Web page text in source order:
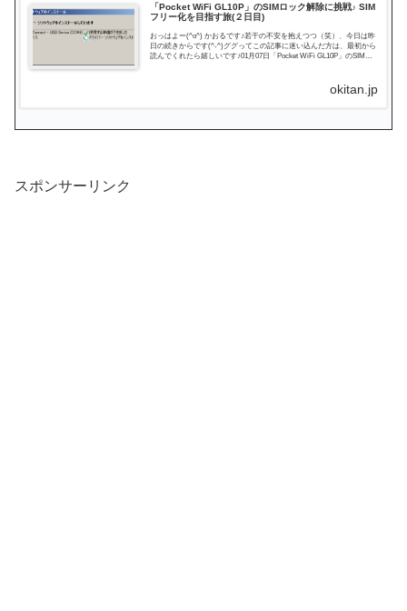
「Pocket WiFi GL10P」のSIMロック解除に挑戦♪ SIM
フリー化を目指す旅(２日目)
おっはよー(^o^) かおるです♪若干の不安を抱えつつ（笑）、今日は昨
日の続きからです(^-^)ググってこの記事に迷い込んだ方は、最初から
読んでくれたら嬉しいです♪01月07日「Pocket WiFi GL10P」のSIMロ
okitan.jp
スポンサーリンク